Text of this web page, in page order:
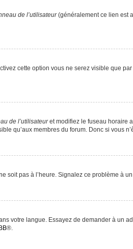
de l’utilisateur(généralement ce lien est
cette option vous ne serez visible que
de l’utilisateuret modifiez le fuseau horaire
qu’aux membres du forum. Donc si vous
soit pas à l’heure. Signalez ce problème à
votre langue. Essayez de demander à un
®.